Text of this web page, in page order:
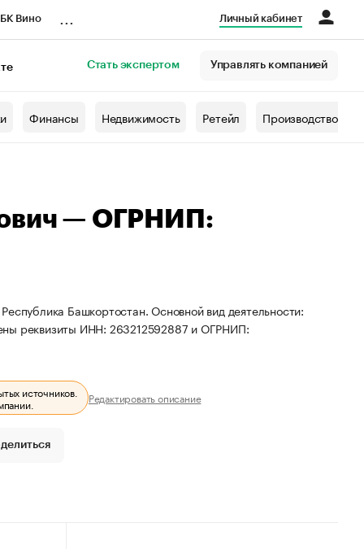
Вино Личный кабинет
Стать экспертом Управлять компанией
Финансы Недвижимость Ретейл Производство
— ОГРНИП:
Башкортостан. Основной вид деятельности:
реквизиты ИНН: 263212592887 и ОГРНИП:
источников.
Редактировать описание